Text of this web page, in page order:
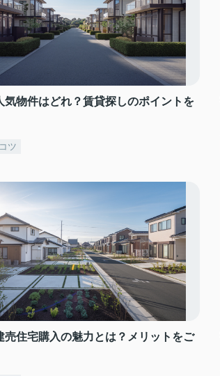
気物件はどれ？賃貸探しのポイントを
ツ
売住宅購入の魅力とは？メリットをご